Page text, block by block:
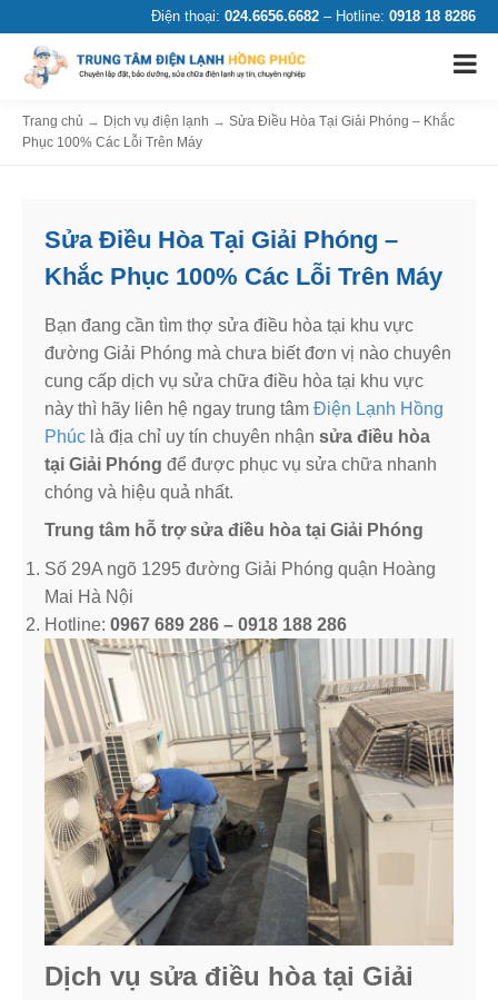
Điện thoại: 024.6656.6682 – Hotline: 0918 18 8286
Trang chủ → Dịch vụ điện lạnh → Sửa Điều Hòa Tại Giải Phóng – Khắc
Phục 100% Các Lỗi Trên Máy
Sửa Điều Hòa Tại Giải Phóng –
Khắc Phục 100% Các Lỗi Trên Máy
Bạn đang cần tìm thợ sửa điều hòa tại khu vực
đường Giải Phóng mà chưa biết đơn vị nào chuyên
cung cấp dịch vụ sửa chữa điều hòa tại khu vực
này thì hãy liên hệ ngay trung tâm Điện Lạnh Hồng
Phúc là địa chỉ uy tín chuyên nhận sửa điều hòa
tại Giải Phóng để được phục vụ sửa chữa nhanh
chóng và hiệu quả nhất.
Trung tâm hỗ trợ sửa điều hòa tại Giải Phóng
Số 29A ngõ 1295 đường Giải Phóng quận Hoàng
Mai Hà Nội
Hotline: 0967 689 286 – 0918 188 286
Dịch vụ sửa điều hòa tại Giải